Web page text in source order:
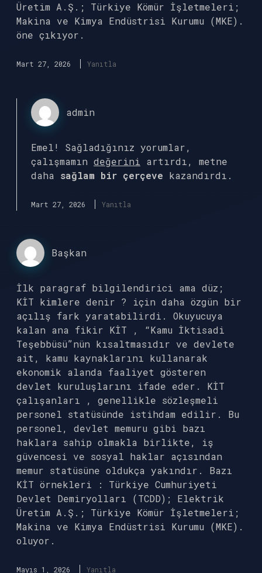
Üretim A.Ş.; Türkiye Kömür İşletmeleri;
Makina ve Kimya Endüstrisi Kurumu (MKE).
öne çıkıyor.
Mart 27, 2026 Yanıtla
admin
Emel! Sağladığınız yorumlar,
çalışmamın değerini artırdı, metne
daha sağlam bir çerçeve kazandırdı.
Mart 27, 2026 Yanıtla
Başkan
İlk paragraf bilgilendirici ama düz;
KİT kimlere denir ? için daha özgün bir
açılış fark yaratabilirdi. Okuyucuya
kalan ana fikir KİT , “Kamu İktisadi
Teşebbüsü”nün kısaltmasıdır ve devlete
ait, kamu kaynaklarını kullanarak
ekonomik alanda faaliyet gösteren
devlet kuruluşlarını ifade eder. KİT
çalışanları , genellikle sözleşmeli
personel statüsünde istihdam edilir. Bu
personel, devlet memuru gibi bazı
haklara sahip olmakla birlikte, iş
güvencesi ve sosyal haklar açısından
memur statüsüne oldukça yakındır. Bazı
KİT örnekleri : Türkiye Cumhuriyeti
Devlet Demiryolları (TCDD); Elektrik
Üretim A.Ş.; Türkiye Kömür İşletmeleri;
Makina ve Kimya Endüstrisi Kurumu (MKE).
oluyor.
Mayıs 1, 2026 Yanıtla